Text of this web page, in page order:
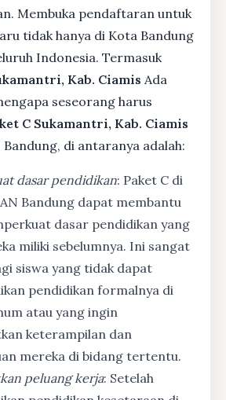
Membuka pendaftaran untuk
tidak hanya di Kota Bandung
Indonesia. Termasuk
Kab. Ciamis Ada
seseorang harus
C Sukamantri, Kab. Ciamis
di antaranya adalah:
dasar pendidikan: Paket C di
Bandung dapat membantu
dasar pendidikan yang
miliki sebelumnya. Ini sangat
siswa yang tidak dapat
pendidikan formalnya di
atau yang ingin
keterampilan dan
mereka di bidang tertentu.
peluang kerja: Setelah